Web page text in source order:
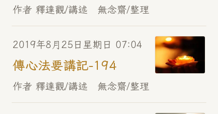
作者 釋達觀/講述 無念齋/整理
2019年8月25日星期日 07:04
傳心法要講記-194
作者 釋達觀/講述 無念齋/整理